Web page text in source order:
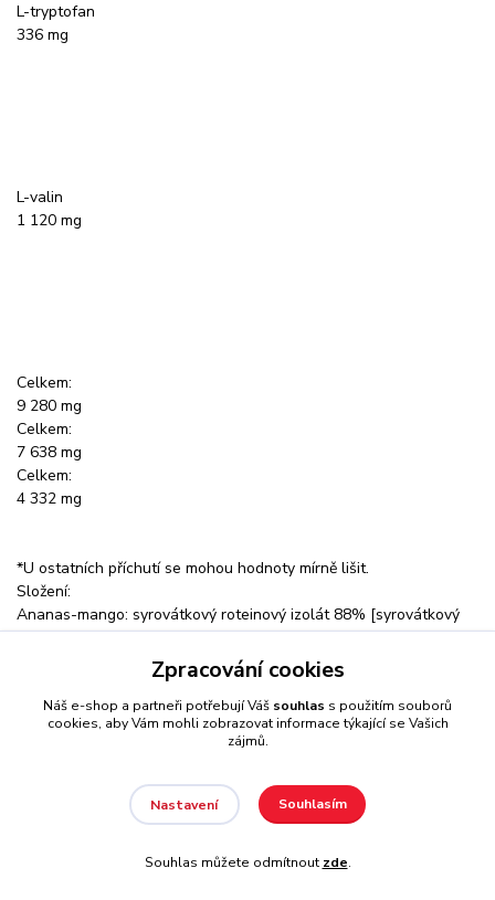
L-tryptofan
336 mg
L-valin
1 120 mg
Celkem:
9 280 mg
Celkem:
7 638 mg
Celkem:
4 332 mg
*U ostatních příchutí se mohou hodnoty mírně lišit.
Složení:
Ananas-mango: syrovátkový roteinový izolát 88% [syrovátkový
proteinový izolát, emulgátor (sójový lecitin)], smetana [částečně
hydrogenovaný kokosový tuk, sušené odstředěné mléko,
emulgátory (E471, E472a), glukózový sirup, sacharóza, mléčná
bílkovina, stabilizátor (fosforečnan draselný), protispékavá látka
(fosforečnan vápenatý)], L-Glutamin 3,1 %, aromata, sůl 1,3 %,
emulgátor (sójový lecitin), zahušťovadla (karagenan, xantanová
křemičitý), L-leucin 0,2 %, sladidlo (sukralóza), L-isoleucin 0,1 %,
proteinový izolát, emulgátor (sójový lecitin)], L-glutamin 2,5%,
Zpracování cookies
Náš e-shop a partneři potřebují Váš souhlas s použitím souborů
cookies, aby Vám mohli zobrazovat informace týkající se Vašich
zájmů.
Nastavení Souhlasím
Souhlas můžete odmítnout zde.